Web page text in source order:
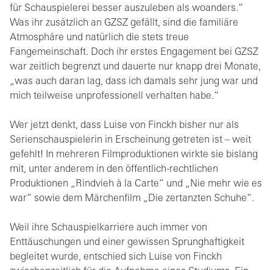
für Schauspielerei besser auszuleben als woanders.“
Was ihr zusätzlich an GZSZ gefällt, sind die familiäre
Atmosphäre und natürlich die stets treue
Fangemeinschaft. Doch ihr erstes Engagement bei GZSZ
war zeitlich begrenzt und dauerte nur knapp drei Monate,
„was auch daran lag, dass ich damals sehr jung war und
mich teilweise unprofessionell verhalten habe.“
Wer jetzt denkt, dass Luise von Finckh bisher nur als
Serienschauspielerin in Erscheinung getreten ist – weit
gefehlt! In mehreren Filmproduktionen wirkte sie bislang
mit, unter anderem in den öffentlich-rechtlichen
Produktionen „Rindvieh à la Carte“ und „Nie mehr wie es
war“ sowie dem Märchenfilm „Die zertanzten Schuhe“.
Weil ihre Schauspielkarriere auch immer von
Enttäuschungen und einer gewissen Sprunghaftigkeit
begleitet wurde, entschied sich Luise von Finckh